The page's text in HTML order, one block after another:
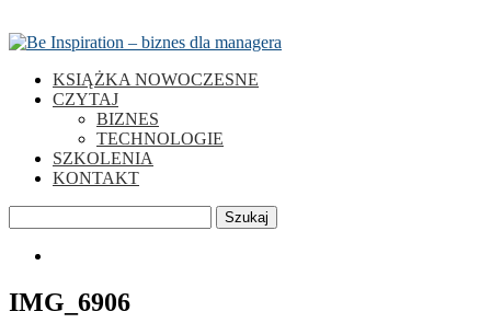
KSIĄŻKA NOWOCZESNE
CZYTAJ
BIZNES
TECHNOLOGIE
SZKOLENIA
KONTAKT
Szukaj
IMG_6906